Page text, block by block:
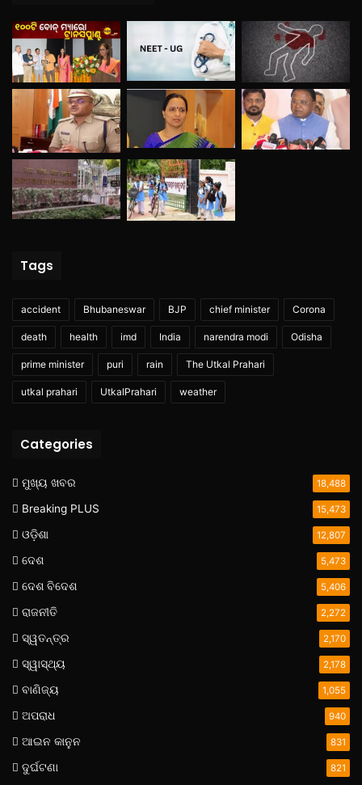
Tags
accident Bhubaneswar BJP chief minister Corona
death health imd India narendra modi Odisha
prime minister puri rain The Utkal Prahari
utkal prahari UtkalPrahari weather
Categories
ମୁଖ୍ୟ ଖବର 18,488
Breaking PLUS 15,473
ଓଡ଼ିଶା 12,807
ଦେଶ 5,473
ଦେଶ ବିଦେଶ 5,406
ରାଜନୀତି 2,272
ସ୍ୱତନ୍ତ୍ର 2,170
ସ୍ୱାସ୍ଥ୍ୟ 2,178
ବାଣିଜ୍ୟ 1,055
ଅପରାଧ 940
ଆଇନ କାନୁନ 831
ଦୁର୍ଘଟଣା 821